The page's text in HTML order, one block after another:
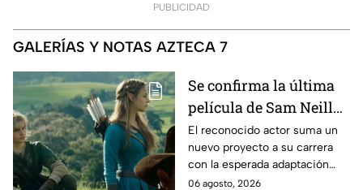
PUBLICIDAD
GALERÍAS Y NOTAS AZTECA 7
Se confirma la última
película de Sam Neill
antes de morir: esto es
lo que se sabe hasta
ahora
El reconocido actor suma un
nuevo proyecto a su carrera
con la esperada adaptación
cinematográfica del popular
06 agosto, 2026